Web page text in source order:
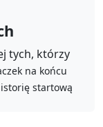
tych, którzy
na końcu
startową